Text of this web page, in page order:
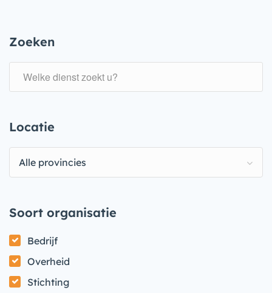
Zoeken
Locatie
Alle provincies
Soort organisatie
Bedrijf
Overheid
Stichting